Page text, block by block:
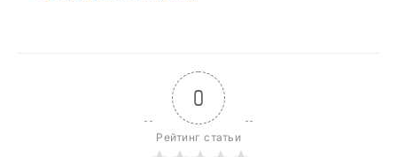
0
Рейтинг статьи